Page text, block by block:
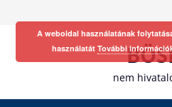
nem
A weboldal használatának
használatát További